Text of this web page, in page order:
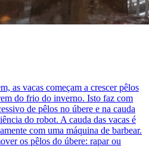
as vacas começam a crescer pêlos
do frio do inverno. Isto faz com
de pêlos no úbere e na cauda
do robot. A cauda das vacas é
com uma máquina de barbear.
os pêlos do úbere: rapar ou